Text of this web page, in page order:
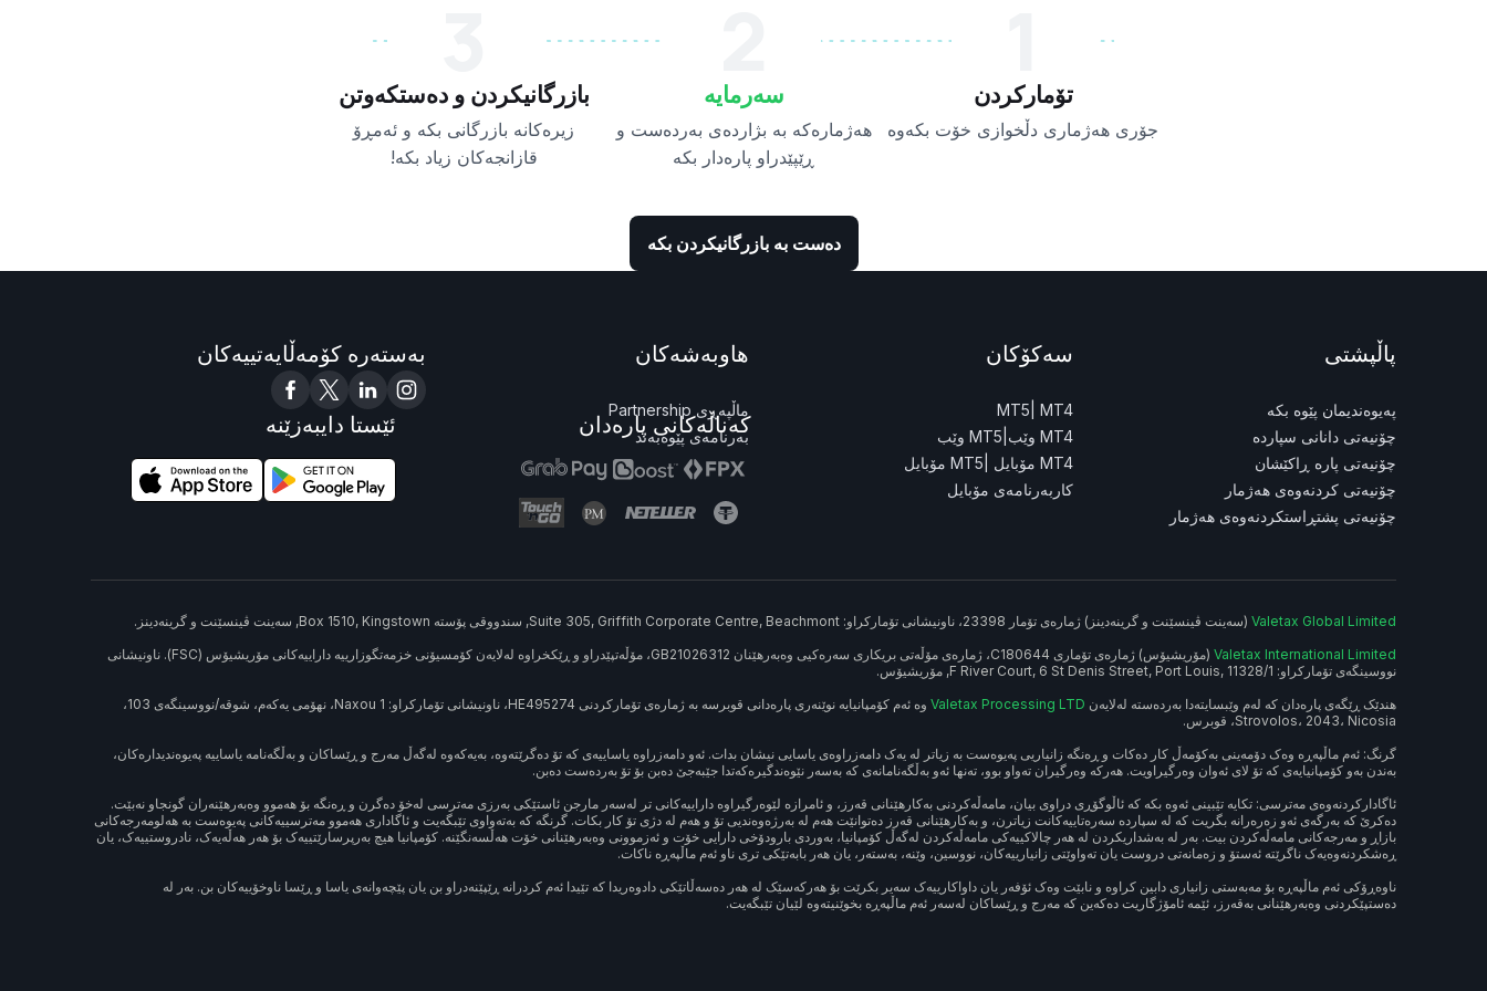
تۆمارکردن
جۆری هەژماری دڵخوازی خۆت بکەوە
سەرمایە
هەژمارەکە بە بژاردەی بەردەست و
ڕێپێدراو پارەدار بکە
بازرگانیکردن و دەستکەوتن
زیرەکانە بازرگانی بکە و ئەمڕۆ
قازانجەکان زیاد بکە!
دەست بە بازرگانیکردن بکە
بەستەرە کۆمەڵایەتییەکان
کەناڵەکانی پارەدان ئێستا دایبەزێنە
پاڵپشتی
پەیوەندیمان پێوە بکە
چۆنیەتی دانانی سپاردە
چۆنیەتی پارە ڕاکێشان
چۆنیەتی کردنەوەی هەژمار
چۆنیەتی پشتڕاستکردنەوەی هەژمار
سەکۆکان
MT4 |
MT5
MT4 وێب|
MT5 وێب
MT4 مۆبایل |
MT5 مۆبایل
کاربەرنامەی مۆبایل
هاوبەشەکان
ماڵپەڕی Partnership
بەرنامەی پێوەبەند
Valetax Global Limited (سەینت ڤینسێنت و گرینەدینز) ژمارەی تۆمار 23398، ناونیشانی تۆمارکراو: Suite 305, Griffith Corporate Centre, Beachmont, سندووقی پۆستە Box 1510, Kingstown, سەینت ڤینسێنت و گرینەدینز.
Valetax International Limited
(مۆریشیۆس) ژمارەی تۆماری C180644، ژمارەی مۆڵەتی بریکاری سەرەکیی وەبەرهێنان GB21026312، مۆڵەتپێدراو و ڕێکخراوە لەلایەن کۆمسیۆنی خزمەتگوزارییە داراییەکانی مۆریشیۆس (FSC). ناونیشانی
نووسینگەی تۆمارکراو: 1/F River Court, 6 St Denis Street, Port Louis, 11328, مۆریشیۆس.
هندێک ڕێگەی پارەدان کە لەم وێبسایتەدا بەردەستە لەلایەن Valetax Processing LTD
وە ئەم کۆمپانیایە نوێنەری پارەدانی قوبرسە بە ژمارەی تۆمارکردنی HE495274، ناونیشانی تۆمارکراو: Naxou 1، نهۆمی یەکەم، شوقە/نووسینگەی 103،
Strovolos، 2043، Nicosia، قوبرس.
گرنگ: ئەم ماڵپەڕە وەک دۆمەینی بەکۆمەڵ کار دەکات و ڕەنگە زانیاریی پەیوەست بە زیاتر لە یەک دامەزراوەی یاسایی نیشان بدات. ئەو دامەزراوە یاساییەی کە تۆ دەگرێتەوە، بەیەکەوە لەگەڵ مەرج و ڕێساکان و بەڵگەنامە یاساییە پەیوەندیدارەکان،
بەندن بەو کۆمپانیایەی کە تۆ لای ئەوان وەرگیراویت. هەرکە وەرگیران تەواو بوو، تەنها ئەو بەڵگەنامانەی کە بەسەر نێوەندگیرەکەتدا جێبەجێ دەبن بۆ تۆ بەردەست دەبن.
ئاگادارکردنەوەی مەترسی: تکایە تێبینی ئەوە بکە کە ئاڵوگۆڕی دراوی بیان، مامەڵەکردنی بەکارهێنانی قەرز، و ئامرازە لێوەرگیراوە داراییەکانی تر لەسەر مارجن ئاستێکی بەرزی مەترسی لەخۆ دەگرن و ڕەنگە بۆ هەموو وەبەرهێنەران گونجاو نەبێت.
دەکرێ کە بەرگەی ئەو زەرەرانە بگریت کە لە سپاردە سەرەتاییەکانت زیاترن، و بەکارهێنانی قەرز دەتوانێت هەم لە بەرژەوەندیی تۆ و هەم لە دژی تۆ کار بکات. گرنگە کە بەتەواوی تێبگەیت و ئاگاداری هەموو مەترسییەکانی پەیوەست بە هەلومەرجەکانی
بازاڕ و مەرجەکانی مامەڵەکردن بیت. بەر لە بەشداریکردن لە هەر چالاکییەکی مامەڵەکردن لەگەڵ کۆمپانیا، بەوردی بارودۆخی دارایی خۆت و ئەزموونی وەبەرهێنانی خۆت هەڵسەنگێنە. کۆمپانیا هیچ بەرپرسارێتییەک بۆ هەر هەڵەیەک، نادروستییەک، یان
ڕەشکردنەوەیەک ناگرێتە ئەستۆ و زەمانەتی دروست یان تەواوێتی زانیارییەکان، نووسین، وێنە، بەستەر، یان هەر بابەتێکی تری ناو ئەم ماڵپەڕە ناکات.
ناوەڕۆکی ئەم ماڵپەڕە بۆ مەبەستی زانیاری دابین کراوە و نابێت وەک ئۆفەر یان داواکارییەک سەیر بکرێت بۆ هەرکەسێک لە هەر دەسەڵاتێکی دادوەریدا کە تێیدا ئەم کردرانە ڕێپێنەدراو بن یان پێچەوانەی یاسا و ڕێسا ناوخۆییەکان بن. بەر لە
دەستپێکردنی وەبەرهێنانی بەقەرز، ئێمە ئامۆژگاریت دەکەین کە مەرج و ڕێساکان لەسەر ئەم ماڵپەڕە بخوێنیتەوە لێیان تێبگەیت.